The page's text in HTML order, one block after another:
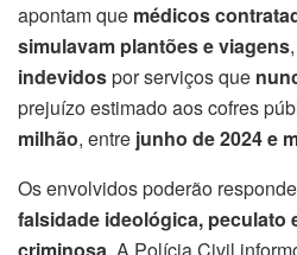
apontam que médicos
simulavam plantões e viagens
indevidospor serviços que
prejuízo estimado aos cofres
milhão, entre junho de 2024 e
Os envolvidos poderão
falsidade ideológica, peculato